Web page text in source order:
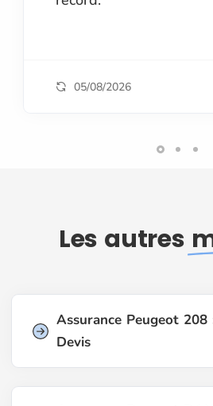
05/08/2026
Les autres
Assurance Peugeot
Devis